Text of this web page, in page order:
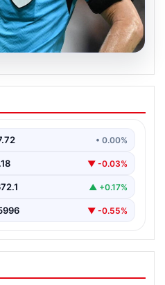
Králové
Ataması Netleşti
görev yapacak hakem• 0.00%
▼ -0.03%
▲ +0.17%
▼ -0.55%